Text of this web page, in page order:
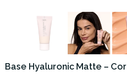
Base Hyaluronic Matte –